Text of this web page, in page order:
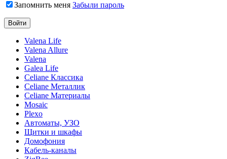
Запомнить меня Забыли пароль
Valena Life
Valena Allure
Valena
Galea Life
Celiane Классика
Celiane Металлик
Celiane Материалы
Mosaic
Plexo
Автоматы, УЗО
Щитки и шкафы
Домофония
Кабель-каналы